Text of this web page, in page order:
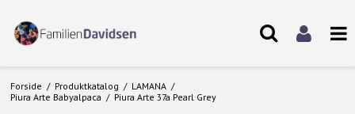
Forside / Produktkatalog / LAMANA /
Piura Arte Babyalpaca / Piura Arte 37a Pearl Grey